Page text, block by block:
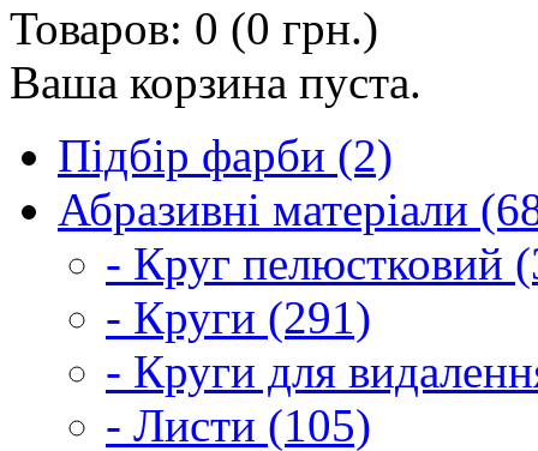
Товаров: 0 (0 грн.)
Ваша корзина пуста.
Підбір фарби (2)
Абразивні матеріали
- Круг пелюстковий
- Круги (291)
- Круги для
- Листи (105)